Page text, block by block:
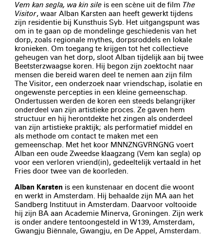
Vem kan segla, wa kin sile is een scène uit de film The
Visitor, waar Alban Karsten aan heeft gewerkt tijdens
zijn residentie bij Kunsthuis Syb. Het uitgangspunt was
om in te gaan op de mondelinge geschiedenis van het
dorp, zoals regionale mythes, dorpsroddels en lokale
kronieken. Om toegang te krijgen tot het collectieve
geheugen van het dorp, sloot Alban tijdelijk aan bij twee
Beetsterzwaagse koren. Hij begon zijn zoektocht naar
mensen die bereid waren deel te nemen aan zijn film
The Visitor, een onderzoek naar vriendschap, isolatie en
ongewenste percepties in een kleine gemeenschap.
Ondertussen werden de koren een steeds belangrijker
onderdeel van zijn artistieke proces. Ze gaven hem
structuur en hij herontdekte het zingen als onderdeel
van zijn artistieke praktijk; als performatief middel en
als methode om contact te maken met een
gemeenschap. Met het koor MNNZNGVRNGNG voert
Alban een oude Zweedse klaagzang (Vem kan segla) op
voor een verloren vriend(in), gedeeltelijk vertaald in het
Fries door twee van de koorleden.
Alban Karsten is een kunstenaar en docent die woont
en werkt in Amsterdam. Hij behaalde zijn MA aan het
Sandberg Instituut in Amsterdam. Daarvoor voltooide
hij zijn BA aan Academie Minerva, Groningen. Zijn werk
is onder andere tentoongesteld in W139, Amsterdam,
Gwangju Biënnale, Gwangju, en De Appel, Amsterdam.